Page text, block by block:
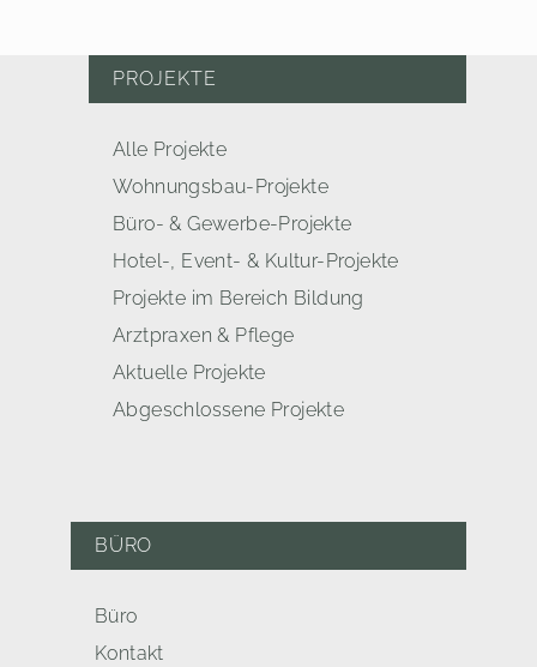
PROJEKTE
Alle Projekte
Wohnungsbau-Projekte
Büro- & Gewerbe-Projekte
Hotel-, Event- & Kultur-Projekte
Projekte im Bereich Bildung
Arztpraxen & Pflege
Aktuelle Projekte
Abgeschlossene Projekte
BÜRO
Büro
Kontakt